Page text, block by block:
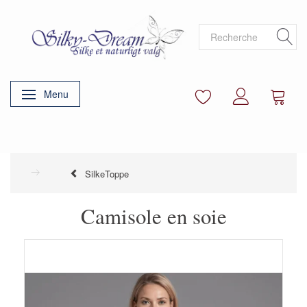
Basculer la navigation
Menu
SilkeToppe
Camisole en soie